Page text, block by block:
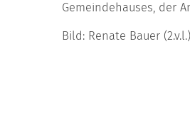
Gemeindehauses, der
Bild: Renate Bauer